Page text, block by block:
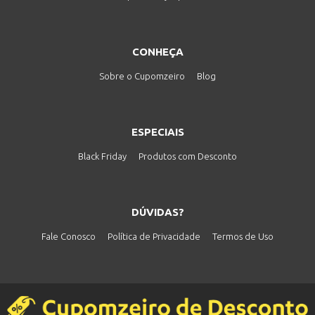
CONHEÇA
Sobre o Cupomzeiro Blog
ESPECIAIS
Black Friday Produtos com Desconto
DÚVIDAS?
Fale Conosco Política de Privacidade Termos de Uso